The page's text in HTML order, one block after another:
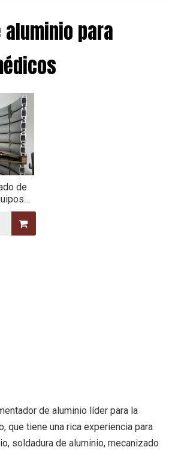
aluminio para
de
de aluminio líder para la
que tiene una rica experiencia para
soldadura de aluminio, mecanizado